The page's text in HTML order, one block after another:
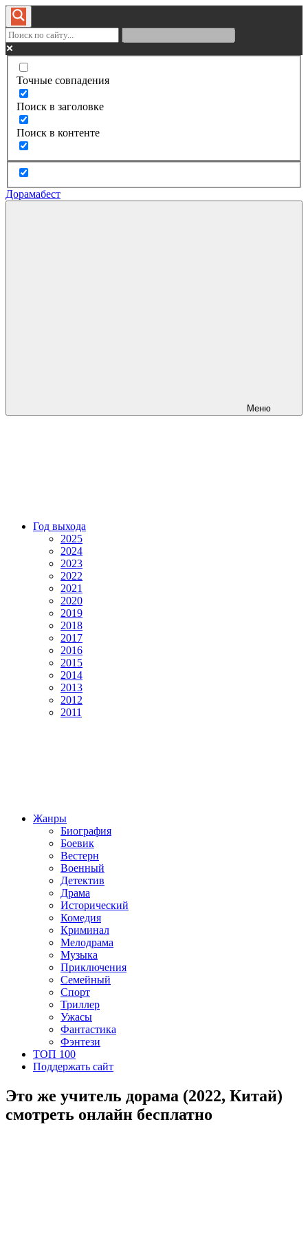
Точные совпадения
Поиск в заголовке
Поиск в контенте
Дорамабест
Меню
Год выхода
2025
2024
2023
2022
2021
2020
2019
2018
2017
2016
2015
2014
2013
2012
2011
Жанры
Биография
Боевик
Вестерн
Военный
Детектив
Драма
Исторический
Комедия
Криминал
Мелодрама
Музыка
Приключения
Семейный
Спорт
Триллер
Ужасы
Фантастика
Фэнтези
ТОП 100
Поддержать сайт
Это же учитель дорама (2022, Китай)
смотреть онлайн бесплатно